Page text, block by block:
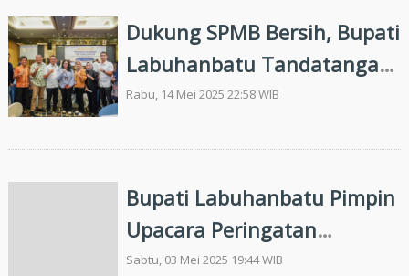
Dukung SPMB Bersih, Bupati
Labuhanbatu Tandatangani
Fakta Integritas Tahun 2025
Rabu, 14 Mei 2025 22:58 WIB
Bupati Labuhanbatu Pimpin
Upacara Peringatan
Hardiknas di SMPN 1 Rantau
Sabtu, 03 Mei 2025 19:44 WIB